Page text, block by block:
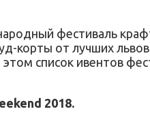
фестиваль
корты от лучших
список ивентов
2018.